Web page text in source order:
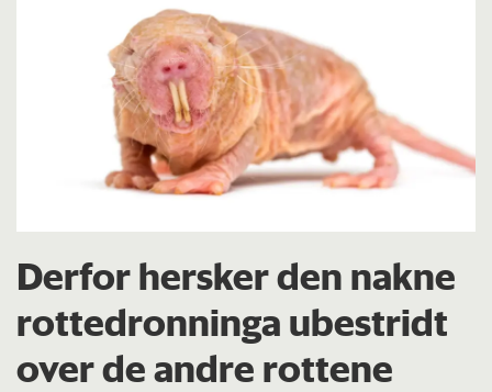
Derfor hersker den nakne
rottedronninga ubestridt
over de andre rottene